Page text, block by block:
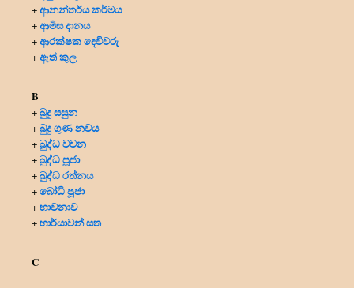
+ආනන්තර්ය කර්මය
+ආමිස දානය
+ආරක්ෂක දෙවිවරු
+ඇත් කුල
B
+බුදු සසුන
+බුදු ගුණ නවය
+බුද්ධ වචන
+බුද්ධ පූජා
+බුද්ධ රත්නය
+බෝධි පූජා
+භාවනාව
+භාර්යාවන් සත
C